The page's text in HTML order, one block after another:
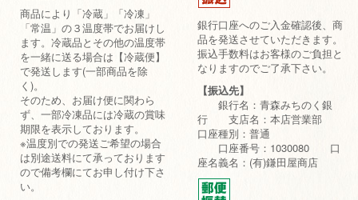
商品により「冷蔵」「冷凍」
「常温」の３温度帯でお届けし
ます。冷蔵品とその他の温度帯
を一緒に送る場合は【冷蔵便】
で発送します(一部商品を除
く)。
そのため、お届け便に関わら
ず、一部冷凍品には冷蔵の賞味
期限を表示しております。
※温度別での発送ご希望の場合
は別途送料にて承っております
ので備考欄にてお申し付け下さ
い。
銀行口座へのご入金確認後、商
品を発送させていただきます。
振込手数料はお客様のご負担と
なりますのでご了承下さい。
【振込先】
銀行名：青森みちのく銀
行 支店名：本店営業部
口座種別：普通
口座番号：1030080 口
座名義名：(有)鎌田屋商店